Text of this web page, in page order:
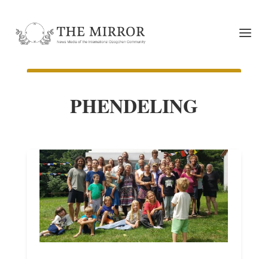
PHENDELING